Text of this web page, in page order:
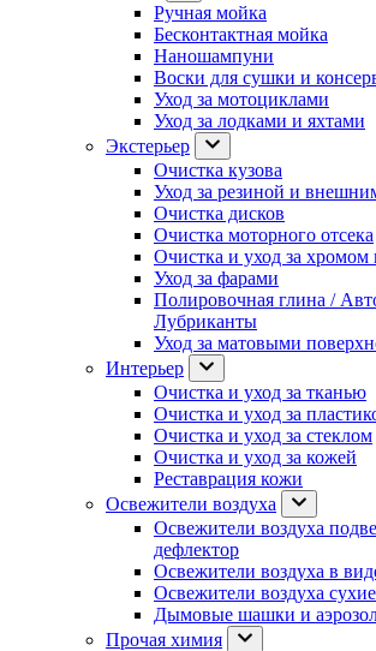
Ручная мойка
Бесконтактная мойка
Наношампуни
Воски для сушки и
Уход за мотоциклами
Уход за лодками и яхтами
Экстерьер
Очистка кузова
Уход за резиной и
Очистка дисков
Очистка моторного отсека
Очистка и уход за хромом
Уход за фарами
Полировочная глина /
Лубриканты
Уход за матовыми
Интерьер
Очистка и уход за тканью
Очистка и уход за
Очистка и уход за стеклом
Очистка и уход за кожей
Реставрация кожи
Освежители воздуха
Освежители воздуха
дефлектор
Освежители воздуха в
Освежители воздуха
Дымовые шашки и
Прочая химия